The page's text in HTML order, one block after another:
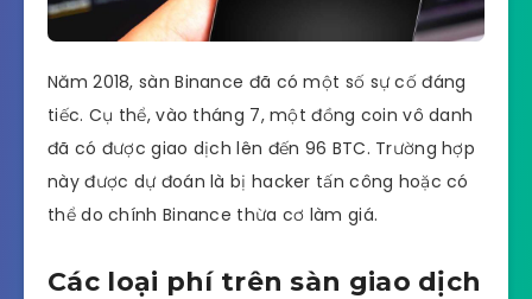
Năm 2018, sàn Binance đã có một số sự cố đáng
tiếc. Cụ thể, vào tháng 7, một đồng coin vô danh
đã có được giao dịch lên đến 96 BTC. Trường hợp
này được dự đoán là bị hacker tấn công hoặc có
thể do chính Binance thừa cơ làm giá.
Các loại phí trên sàn giao dịch